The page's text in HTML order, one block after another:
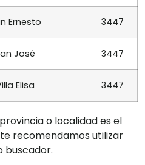
Ernesto 3447
José 3447
Elisa 3447
o localidad es el
recomendamos utilizar
buscador.